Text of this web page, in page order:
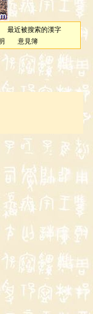
最近被搜索的漢字
意見簿